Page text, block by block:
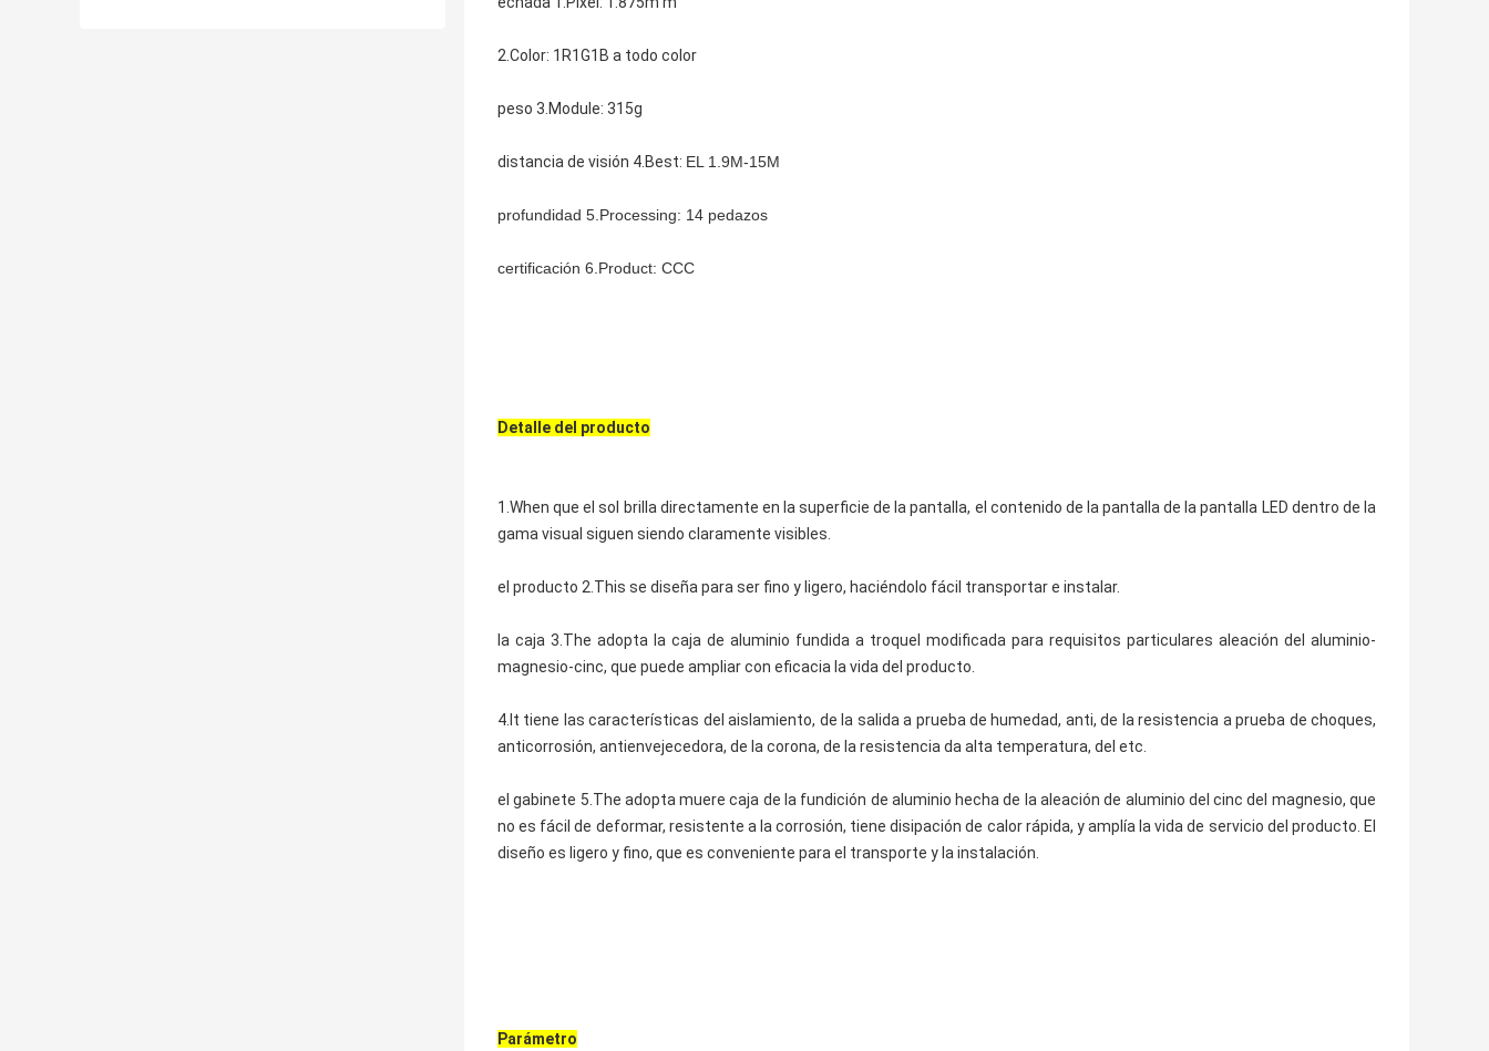
2.Color: 1R1G1B a todo color
peso 3.Module: 315g
distancia de visión 4.Best: EL 1.9M-15M
profundidad 5.Processing: 14 pedazos
certificación 6.Product: CCC
Detalle del producto
1.When que el sol brilla directamente en la superficie de la pantalla, el contenido de la pantalla de la pantalla LED dentro de la
gama visual siguen siendo claramente visibles.
el producto 2.This se diseña para ser fino y ligero, haciéndolo fácil transportar e instalar.
la caja 3.The adopta la caja de aluminio fundida a troquel modificada para requisitos particulares aleación del aluminio-
magnesio-cinc, que puede ampliar con eficacia la vida del producto.
4.It tiene las características del aislamiento, de la salida a prueba de humedad, anti, de la resistencia a prueba de choques,
anticorrosión, antienvejecedora, de la corona, de la resistencia da alta temperatura, del etc.
el gabinete 5.The adopta muere caja de la fundición de aluminio hecha de la aleación de aluminio del cinc del magnesio, que
no es fácil de deformar, resistente a la corrosión, tiene disipación de calor rápida, y amplía la vida de servicio del producto. El
diseño es ligero y fino, que es conveniente para el transporte y la instalación.
Parámetro